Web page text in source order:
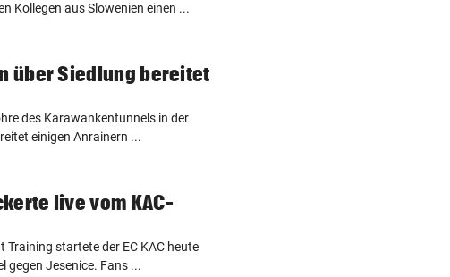
Kollegen aus Slowenien einen ...
über Siedlung bereitet
des Karawankentunnels in der
einigen Anrainern ...
live vom KAC-
Training startete der EC KAC heute
gegen Jesenice. Fans ...